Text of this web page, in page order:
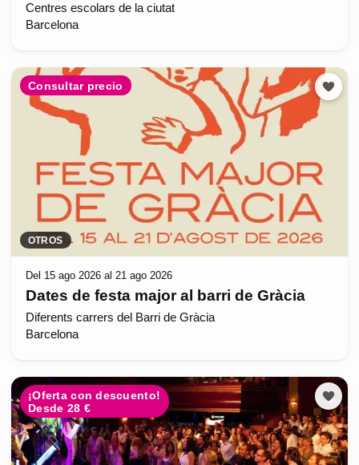
Centres escolars de la ciutat
Barcelona
Consultar precio
OTROS
Del 15 ago 2026 al 21 ago 2026
Dates de festa major al barri de Gràcia
Diferents carrers del Barri de Gràcia
Barcelona
¡Oferta con descuento!
Desde 28 €